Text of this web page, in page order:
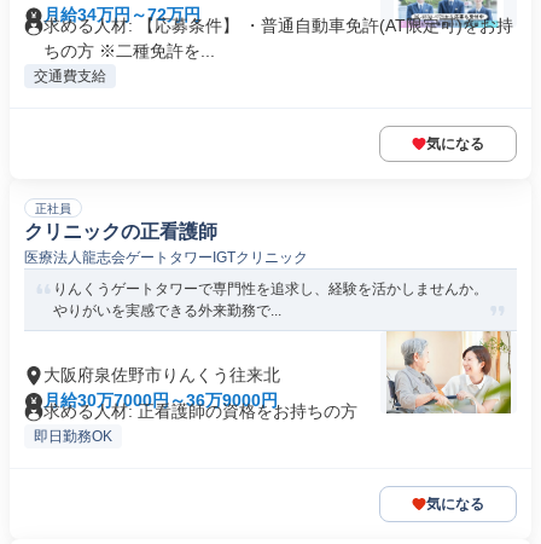
月給34万円～72万円
求める人材: 【応募条件】 ・普通自動車免許(AT限定可)をお持
ちの方 ※二種免許を...
交通費支給
気になる
正社員
クリニックの正看護師
医療法人龍志会ゲートタワーIGTクリニック
りんくうゲートタワーで専門性を追求し、経験を活かしませんか。
やりがいを実感できる外来勤務で...
大阪府泉佐野市りんくう往来北
月給30万7000円～36万9000円
求める人材: 正看護師の資格をお持ちの方
即日勤務OK
気になる